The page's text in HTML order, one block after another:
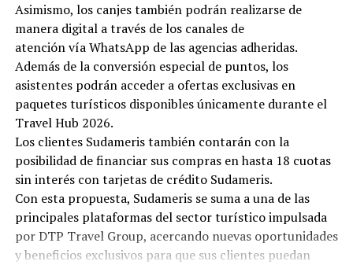
Asimismo, los canjes también podrán realizarse de
manera digital a través de los canales de
atención vía WhatsApp de las agencias adheridas.
Además de la conversión especial de puntos, los
asistentes podrán acceder a ofertas exclusivas en
paquetes turísticos disponibles únicamente durante el
Travel Hub 2026.
Los clientes Sudameris también contarán con la
posibilidad de financiar sus compras en hasta 18 cuotas
sin interés con tarjetas de crédito Sudameris.
Con esta propuesta, Sudameris se suma a una de las
principales plataformas del sector turístico impulsada
por DTP Travel Group, acercando nuevas oportunidades
y beneficios exclusivos para que sus clientes puedan